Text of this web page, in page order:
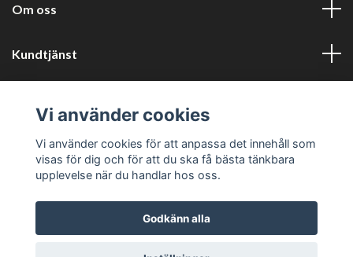
Om oss
Kundtjänst
Sociala medier
© 2026 Harlyckans kuriosa och retro
Vi använder cookies
Vi använder cookies för att anpassa det innehåll som
visas för dig och för att du ska få bästa tänkbara
upplevelse när du handlar hos oss.
Godkänn alla